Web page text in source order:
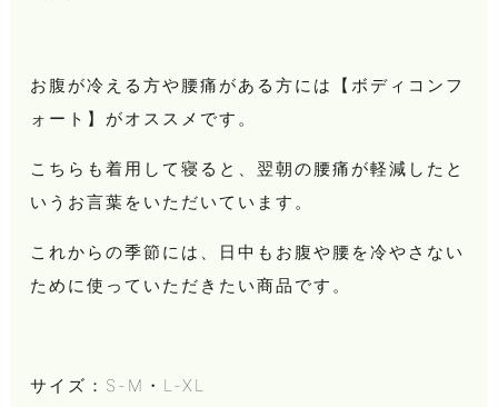
お腹が冷える方や腰痛がある方には【ボディコンフ
ォート】がオススメです。
こちらも着用して寝ると、翌朝の腰痛が軽減したと
いうお言葉をいただいています。
これからの季節には、日中もお腹や腰を冷やさない
ために使っていただきたい商品です。
サイズ：S-M・L-XL